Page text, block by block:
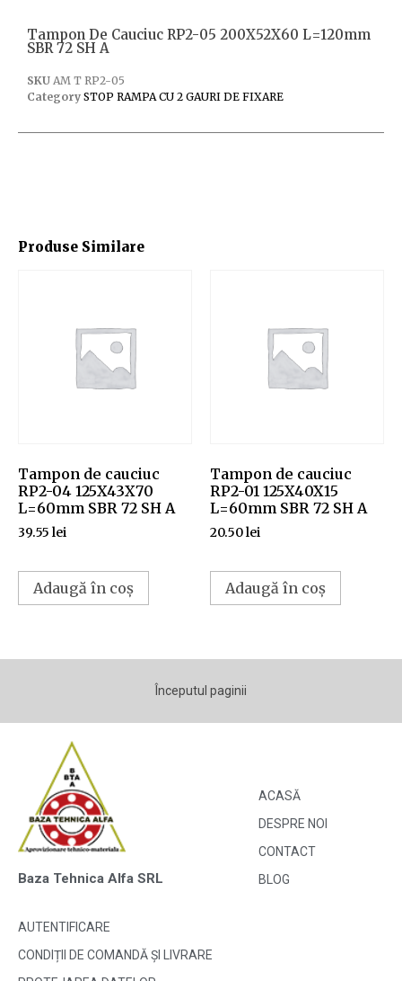
Produse Similare
Tampon de cauciuc
RP2-04 125X43X70
L=60mm SBR 72 SH A
39.55 lei
Adaugă în coș
Tampon de cauciuc
RP2-01 125X40X15
L=60mm SBR 72 SH A
20.50lei
Adaugă în coș
Tampon De Cauciuc RP2-05 200X52X60 L=120mm
SBR 72 SH A
SKU AM T RP2-05
Category STOP RAMPA CU 2 GAURI DE FIXARE
Începutul paginii
Baza Tehnica Alfa SRL
ACASĂ
DESPRE NOI
CONTACT
BLOG
AUTENTIFICARE
CONDIȚII DE COMANDĂ ȘI LIVRARE